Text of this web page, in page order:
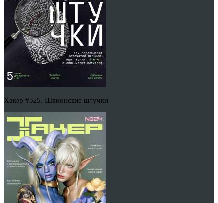
Хакер #325. Шпионские штучки